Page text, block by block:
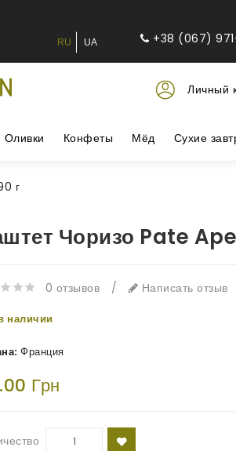
RU UA +38 (067)
Личный
Оливки Конфеты Мёд Сухие
г
Чоризо Pate
0 отзывов / Написать отзыв
наличии
Франция
Грн